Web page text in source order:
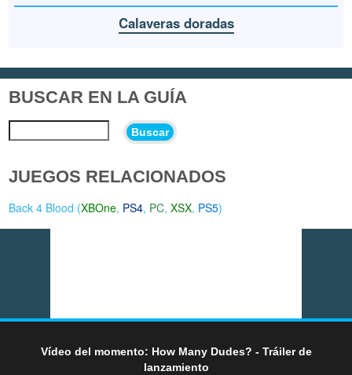
Calaveras doradas
BUSCAR EN LA GUÍA
Buscar
JUEGOS RELACIONADOS
Back 4 Blood (XBOne, PS4, PC,XSX, PS5)
Vídeo del momento: How Many Dudes? - Tráiler de
lanzamiento